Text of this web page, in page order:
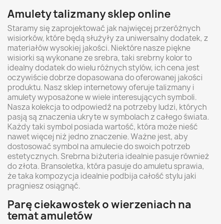
Amulety talizmany sklep online
Staramy się zaprojektować jak najwięcej przeróżnych
wisiorków, które będą służyły za uniwersalny dodatek, z
materiałów wysokiej jakości. Niektóre nasze piękne
wisiorki są wykonane ze srebra, taki srebrny kolor to
idealny dodatek do wielu różnych stylów, ich cena jest
oczywiście dobrze dopasowana do oferowanej jakości
produktu. Nasz sklep internetowy oferuje talizmany i
amulety wyposażone w wiele interesujących symboli.
Nasza kolekcja to odpowiedź na potrzeby ludzi, których
pasją są znaczenia ukryte w symbolach z całego świata.
Każdy taki symbol posiada wartość, która może nieść
nawet więcej niż jedno znaczenie. Ważne jest, aby
dostosować symbol na amulecie do swoich potrzeb
estetycznych. Srebrna biżuteria idealnie pasuje również
do złota. Bransoletka, która pasuje do amuletu sprawia,
że taka kompozycja idealnie podbija całość stylu jaki
pragniesz osiągnąć.
Parę ciekawostek o wierzeniach na
temat amuletów